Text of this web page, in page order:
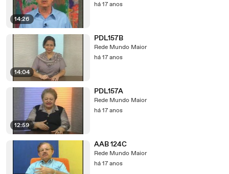
14:26
há 17 anos
14:04
PDL157B
Rede Mundo Maior
há 17 anos
12:59
PDL157A
Rede Mundo Maior
há 17 anos
AAB 124C
Rede Mundo Maior
há 17 anos